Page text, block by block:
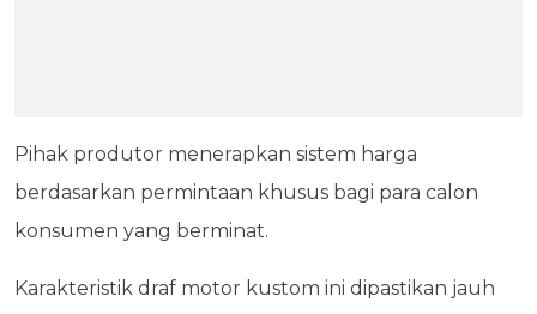
Pihak produtor menerapkan sistem harga
berdasarkan permintaan khusus bagi para calon
konsumen yang berminat.
Karakteristik draf motor kustom ini dipastikan jauh